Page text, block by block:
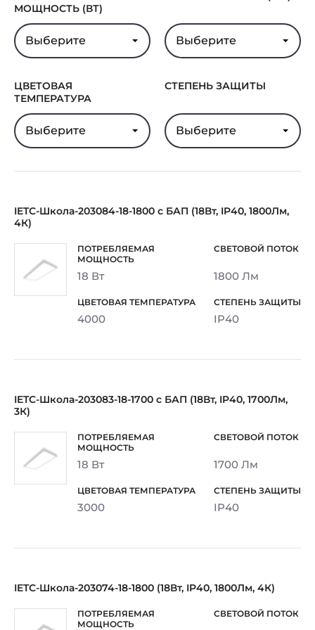
МОЩНОСТЬ (ВТ)
Выберите Выберите
ЦВЕТОВАЯ
ТЕМПЕРАТУРА
Выберите
СТЕПЕНЬ ЗАЩИТЫ
Выберите
IETC-Школа-203084-18-1800 с БАП (18Вт, IP40, 1800Лм,
4К)
18 Вт 1800 Лм
4000 IP40
IETC-Школа-203083-18-1700 с БАП (18Вт, IP40, 1700Лм,
3К)
18 Вт 1700 Лм
3000 IP40
IETC-Школа-203074-18-1800 (18Вт, IP40, 1800Лм, 4К)